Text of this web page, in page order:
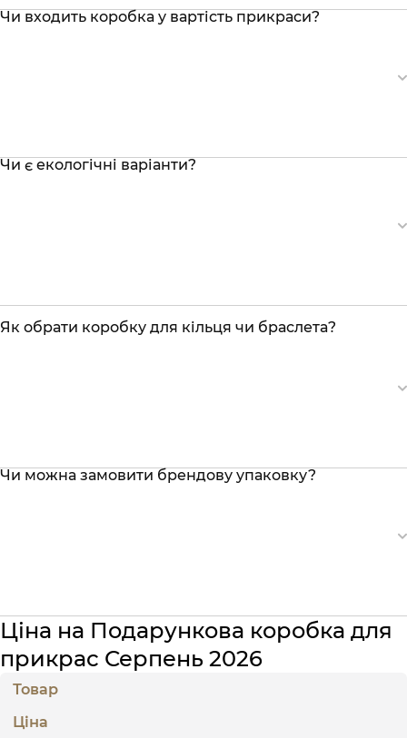
Чи входить коробка у вартість прикраси?
Чи є екологічні варіанти?
Як обрати коробку для кільця чи браслета?
Чи можна замовити брендову упаковку?
Ціна на Подарункова коробка для
прикрас Серпень 2026
Товар
Ціна